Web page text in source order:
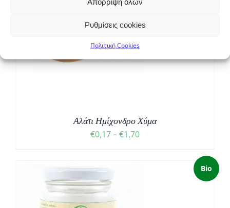
Ρυθμίσεις cookies
Πολιτική Cookies
Αλάτι Ημίχονδρο Χύμα
€0,17–€1,70Price
Bio